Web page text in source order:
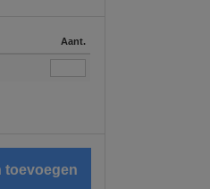
Aant.